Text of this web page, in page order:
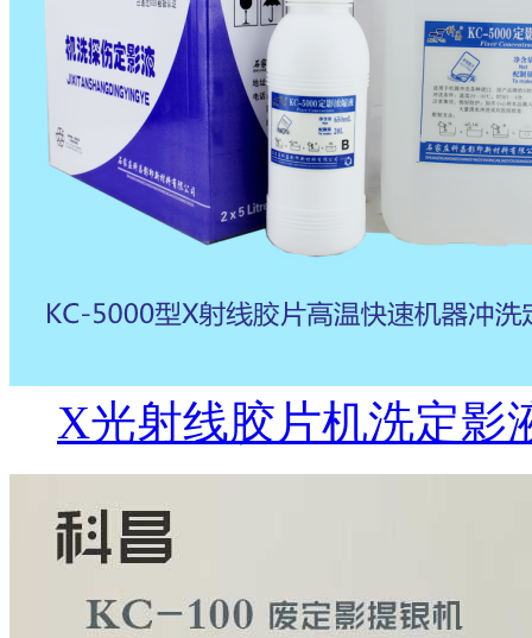
X光射线胶片机洗定影